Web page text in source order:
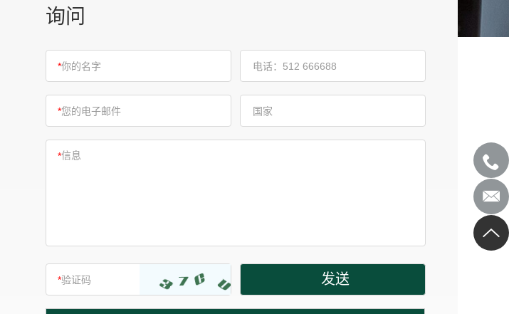
询问